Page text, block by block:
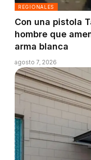
REGIONALES
Con una pistola
hombre que
arma blanca
agosto 7, 2026